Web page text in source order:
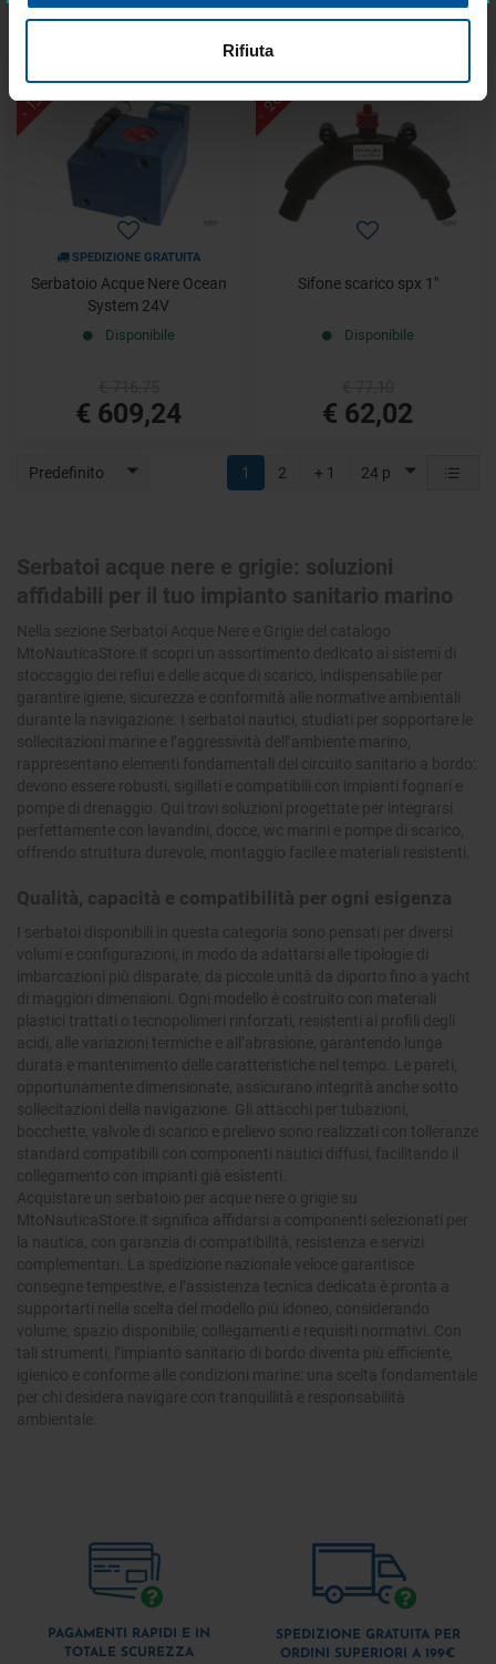
Rifiuta
€ 51,48 € 6,22
- 15%
SPEDIZIONE GRATUITA
Serbatoio Acque Nere Ocean
System 24V
Disponibile
€ 609,24
- 20%
Sifone scarico spx 1"
Disponibile
€ 62,02
Predefinito 24 p
1 2 + 1
Serbatoi acque nere e grigie: soluzioni
affidabili per il tuo impianto sanitario marino
Nella sezione Serbatoi Acque Nere e Grigie del catalogo
MtoNauticaStore.it scopri un assortimento dedicato ai sistemi di
stoccaggio dei reflui e delle acque di scarico, indispensabile per
garantire igiene, sicurezza e conformità alle normative ambientali
durante la navigazione. I serbatoi nautici, studiati per sopportare le
sollecitazioni marine e l’aggressività dell’ambiente marino,
rappresentano elementi fondamentali del circuito sanitario a bordo:
devono essere robusti, sigillati e compatibili con impianti fognari e
pompe di drenaggio. Qui trovi soluzioni progettate per integrarsi
perfettamente con lavandini, docce, wc marini e pompe di scarico,
offrendo struttura durevole, montaggio facile e materiali resistenti.
Qualità, capacità e compatibilità per ogni esigenza
I serbatoi disponibili in questa categoria sono pensati per diversi
volumi e configurazioni, in modo da adattarsi alle tipologie di
imbarcazioni più disparate, da piccole unità da diporto fino a yacht
di maggiori dimensioni. Ogni modello è costruito con materiali
plastici trattati o tecnopolimeri rinforzati, resistenti ai profili degli
acidi, alle variazioni termiche e all’abrasione, garantendo lunga
durata e mantenimento delle caratteristiche nel tempo. Le pareti,
opportunamente dimensionate, assicurano integrità anche sotto
sollecitazioni della navigazione. Gli attacchi per tubazioni,
bocchette, valvole di scarico e prelievo sono realizzati con tolleranze
standard compatibili con componenti nautici diffusi, facilitando il
collegamento con impianti già esistenti.
Acquistare un serbatoio per acque nere o grigie su
MtoNauticaStore.it significa affidarsi a componenti selezionati per
la nautica, con garanzia di compatibilità, resistenza e servizi
complementari. La spedizione nazionale veloce garantisce
consegne tempestive, e l’assistenza tecnica dedicata è pronta a
supportarti nella scelta del modello più idoneo, considerando
volume, spazio disponibile, collegamenti e requisiti normativi. Con
tali strumenti, l’impianto sanitario di bordo diventa più efficiente,
igienico e conforme alle condizioni marine: una scelta fondamentale
per chi desidera navigare con tranquillità e responsabilità
ambientale.
PAGAMENTI RAPIDI E IN
TOTALE SCUREZZA
SPEDIZIONE GRATUITA PER
ORDINI SUPERIORI A 199€